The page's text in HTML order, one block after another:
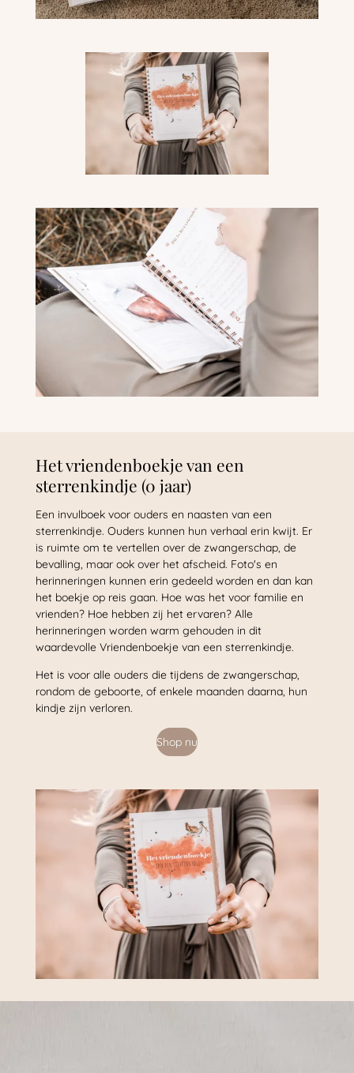
Het vriendenboekje van een
sterrenkindje (0 jaar)
Een invulboek voor ouders en naasten van een
sterrenkindje. Ouders kunnen hun verhaal erin kwijt. Er
is ruimte om te vertellen over de zwangerschap, de
bevalling, maar ook over het afscheid. Foto's en
herinneringen kunnen erin gedeeld worden en dan kan
het boekje op reis gaan. Hoe was het voor familie en
vrienden? Hoe hebben zij het ervaren? Alle
herinneringen worden warm gehouden in dit
waardevolle Vriendenboekje van een sterrenkindje.
Het is voor alle ouders die tijdens de zwangerschap,
rondom de geboorte, of enkele maanden daarna, hun
kindje zijn verloren.
Shop nu